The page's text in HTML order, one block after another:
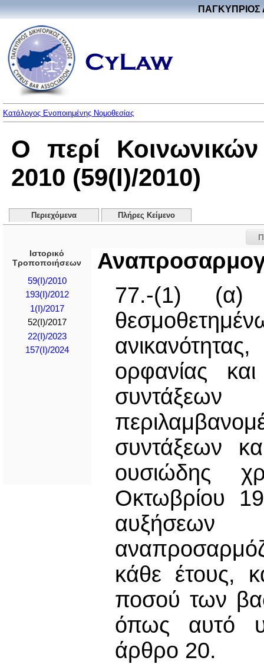
ΠΑΓΚΥΠΡΙΟΣ
Κατάλογος Ενοποιημένης Νομοθεσίας
Ο περί
2010 (59(I)/2010)
Περιεχόμενα Πλήρες Κείμενο
Ιστορικό
Τροποποιήσεων
59(I)/2010
193(Ι)/2012
1(I)/2017
52(I)/2017
22(I)/2023
157(I)/2024
77.-(1)
ορφανίας
συντάξεων
ουσιώδης
Οκτωβρίου
κάθε έτους,
ποσού των
όπως αυτό
άρθρο 20.